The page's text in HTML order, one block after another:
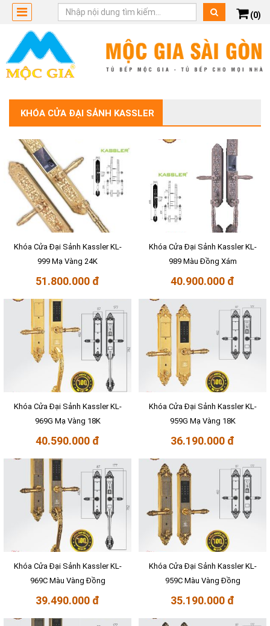
(0)
KHÓA CỬA ĐẠI SẢNH KASSLER
Khóa Cửa Đại Sảnh Kassler KL-
999 Mạ Vàng 24K
51.800.000 đ
Khóa Cửa Đại Sảnh Kassler KL-
989 Màu Đồng Xám
40.900.000 đ
Khóa Cửa Đại Sảnh Kassler KL-
969G Mạ Vàng 18K
40.590.000 đ
Khóa Cửa Đại Sảnh Kassler KL-
959G Mạ Vàng 18K
36.190.000 đ
Khóa Cửa Đại Sảnh Kassler KL-
969C Màu Vàng Đồng
39.490.000 đ
Khóa Cửa Đại Sảnh Kassler KL-
959C Màu Vàng Đồng
35.190.000 đ